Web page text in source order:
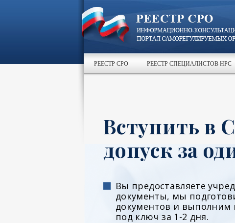
РЕЕСТР СРО РЕЕСТР СПЕЦИАЛИСТОВ НРС
Вступить в
допуск за
Вы предоставляете
документы, мы
документов и выполним
под ключ за 1-2 дня.